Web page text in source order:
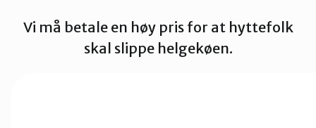
Bergen
Vi må betale en høy pris for at hyttefolk
skal slippe helgekøen.